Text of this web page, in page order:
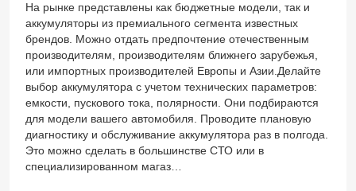
На рынке представлены как бюджетные модели, так и
аккумуляторы из премиального сегмента известных
брендов. Можно отдать предпочтение отечественным
производителям, производителям ближнего зарубежья,
или импортных производителей Европы и Азии.Делайте
выбор аккумулятора с учетом технических параметров:
емкости, пускового тока, полярности. Они подбираются
для модели вашего автомобиля. Проводите плановую
диагностику и обслуживание аккумулятора раз в полгода.
Это можно сделать в большинстве СТО или в
специализированном магаз…